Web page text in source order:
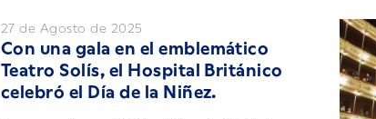
27 de Agosto de 2025
Con una gala en el emblemático
Teatro Solís, el Hospital Británico
celebró el Día de la Niñez.